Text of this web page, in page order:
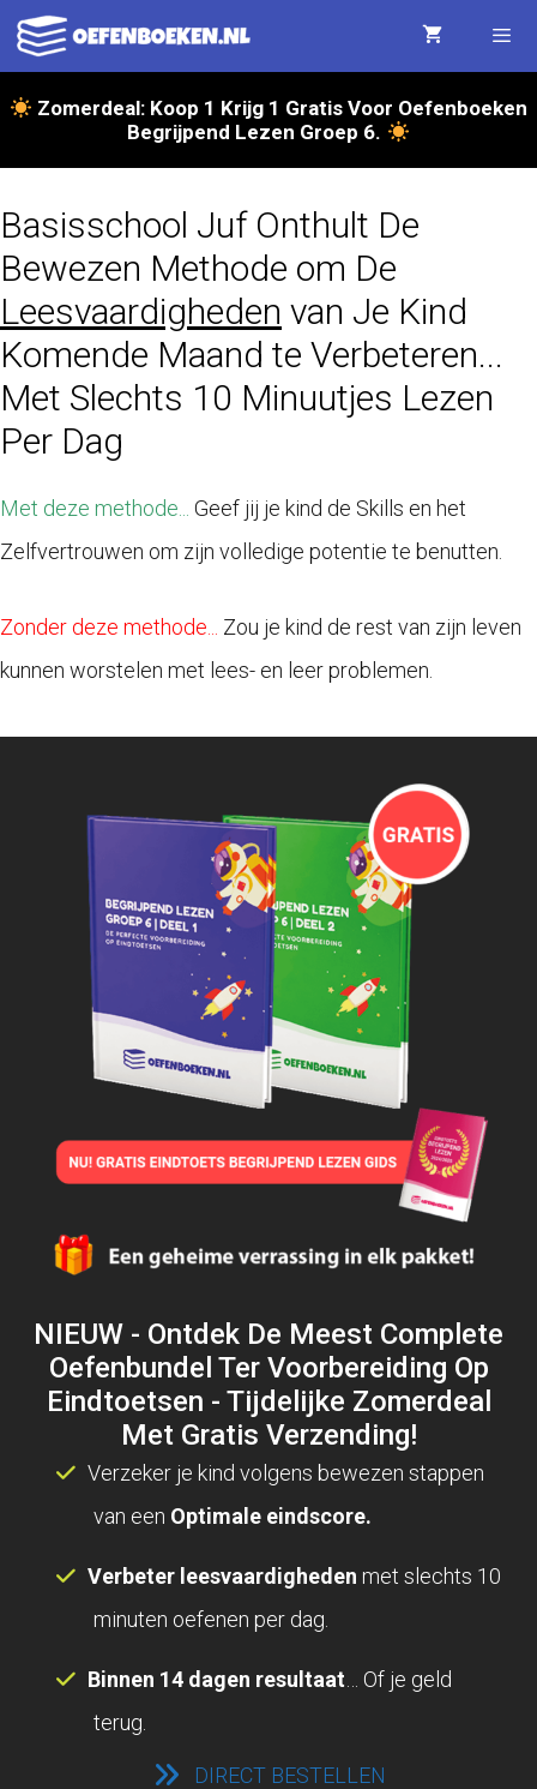
Ga
naar
de
Menu
Zomerdeal: Koop 1 Krijg 1 Gratis Voor Oefenboeken
Begrijpend Lezen Groep 6.
Basisschool Juf Onthult De
Bewezen Methode om De
Leesvaardigheden van Je Kind
Komende Maand te Verbeteren...
Met Slechts 10 Minuutjes Lezen
Per Dag
Met deze methode...
Geef jij je kind de Skills en het
Zelfvertrouwen om zijn volledige potentie te benutten.
Zonder deze methode...
Zou je kind de rest van zijn leven
kunnen worstelen met lees- en leer problemen.
NIEUW - Ontdek De Meest Complete
Oefenbundel Ter Voorbereiding Op
Eindtoetsen - Tijdelijke Zomerdeal
Met Gratis Verzending!
Verzeker je kind volgens bewezen stappen
van een Optimale eindscore.
Verbeter leesvaardigheden met slechts 10
minuten oefenen per dag.
Binnen 14 dagen resultaat … Of je geld
terug.
DIRECT BESTELLEN